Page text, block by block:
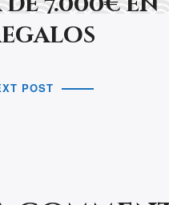
POST